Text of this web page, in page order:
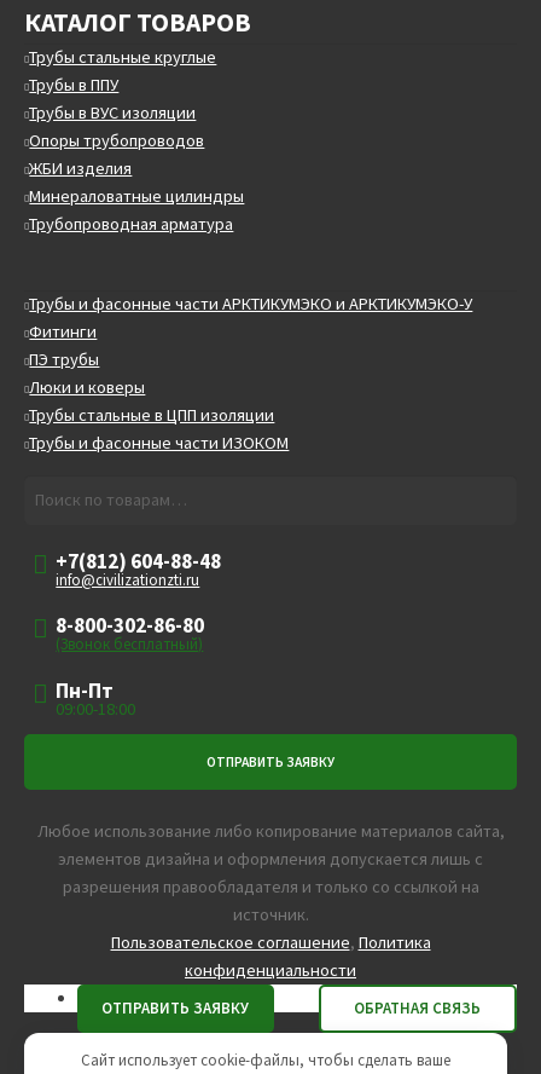
КАТАЛОГ ТОВАРОВ
Трубы стальные круглые
Трубы в ППУ
Трубы в ВУС изоляции
Опоры трубопроводов
ЖБИ изделия
Минераловатные цилиндры
Трубопроводная арматура
Трубы и фасонные части АРКТИКУМЭКО и АРКТИКУМЭКО-У
Фитинги
ПЭ трубы
Люки и коверы
Трубы стальные в ЦПП изоляции
Трубы и фасонные части ИЗОКОМ
+7(812) 604-88-48
info@civilizationzti.ru
8-800-302-86-80
(Звонок бесплатный)
Пн-Пт
09:00-18:00
Любое использование либо копирование материалов сайта,
элементов дизайна и оформления допускается лишь с
разрешения правообладателя и только со ссылкой на
источник.
Пользовательское соглашение, Политика
конфиденциальности
Агентство интернет-маркетинга -
Сайт использует cookie-файлы, чтобы сделать ваше